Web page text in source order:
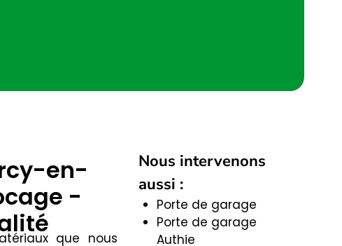
en-
-
que nous
Nous intervenons
aussi :
Porte de garage
Porte de garage
Authie